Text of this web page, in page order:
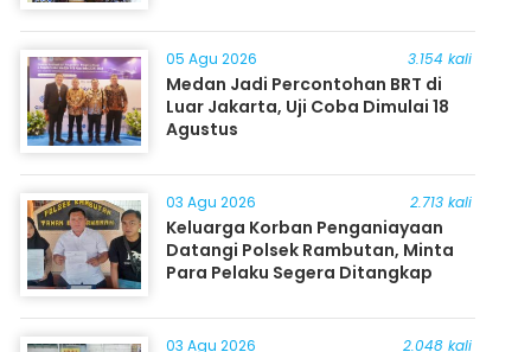
05 Agu 2026 3.154 kali
Medan Jadi Percontohan BRT di
Luar Jakarta, Uji Coba Dimulai 18
Agustus
03 Agu 2026 2.713 kali
Keluarga Korban Penganiayaan
Datangi Polsek Rambutan, Minta
Para Pelaku Segera Ditangkap
03 Agu 2026 2.048 kali